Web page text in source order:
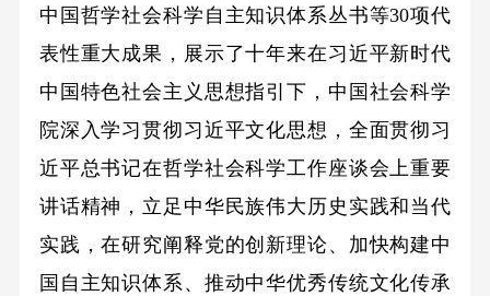
中国哲学社会科学自主知识体系丛书等30项代
表性重大成果，展示了十年来在习近平新时代
中国特色社会主义思想指引下，中国社会科学
院深入学习贯彻习近平文化思想，全面贯彻习
近平总书记在哲学社会科学工作座谈会上重要
讲话精神，立足中华民族伟大历史实践和当代
实践，在研究阐释党的创新理论、加快构建中
国自主知识体系、推动中华优秀传统文化传承